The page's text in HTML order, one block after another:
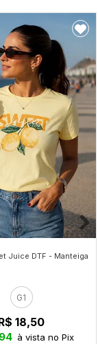
Juice DTF - Manteiga
G1
18,50
à vista no Pix